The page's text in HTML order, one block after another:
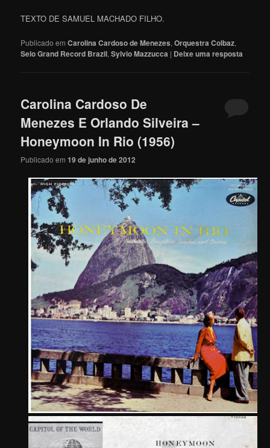
TEXTO DE SAMUEL MACHADO FILHO.
Publicado em Carolina Cardoso de Menezes,Orquestra Colbaz,
Selo Grand Record Brazil,Sylvio Mazzucca | Deixe uma resposta
Carolina Cardoso De
Menezes E Orlando Silveira –
Honeymoon In Rio (1956)
Publicado em19 de junho de 2012